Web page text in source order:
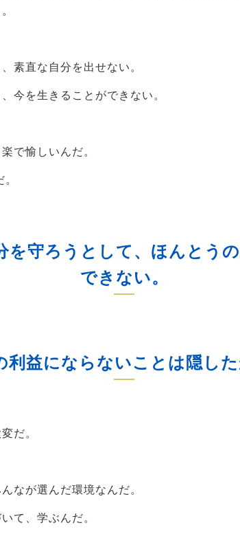
素直な自分を出せない。
今を生きることができない。
で愉しいんだ。
を守ろうとして、ほんとう
できない。
利益にならないことは隠した
だ。
なが選んだ環境なんだ。
て、学ぶんだ。